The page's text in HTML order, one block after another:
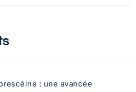
: une avancée